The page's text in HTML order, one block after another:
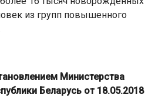
из групп повышенного
Министерства
Беларусь от 18.05.2018